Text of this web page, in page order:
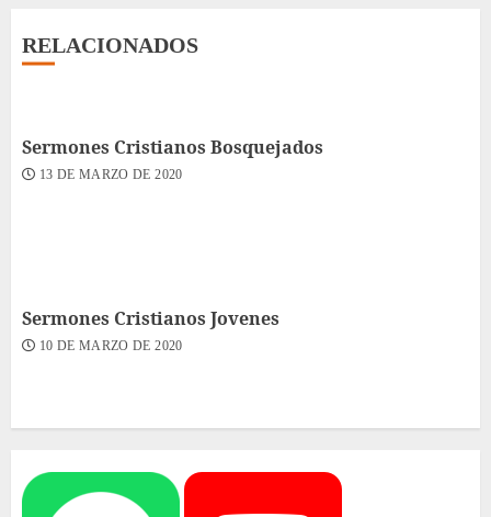
RELACIONADOS
Sermones Cristianos Bosquejados
13 DE MARZO DE 2020
Sermones Cristianos Jovenes
10 DE MARZO DE 2020